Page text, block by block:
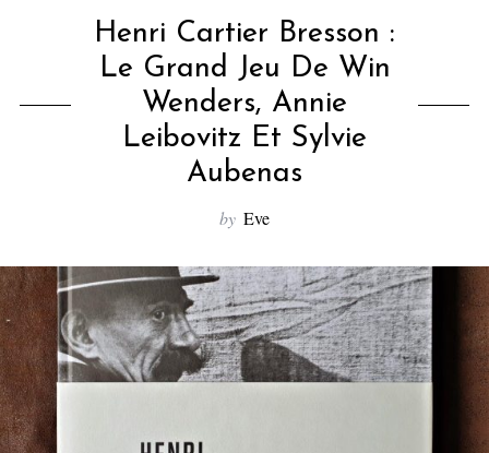
Henri Cartier Bresson :
Le Grand Jeu De Win
Wenders, Annie
Leibovitz Et Sylvie
Aubenas
by Eve